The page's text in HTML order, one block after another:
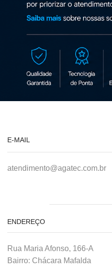
E-MAIL
atendimento@agatec.com.br
ENDEREÇO
Rua Maria Afonso, 166-A
Bairro: Chácara Mafalda